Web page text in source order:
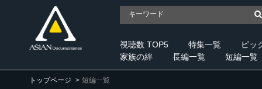
視聴数 TOP5 特集一覧
ピッ
家族の絆
長編一覧 短編一覧
トップページ 短編一覧